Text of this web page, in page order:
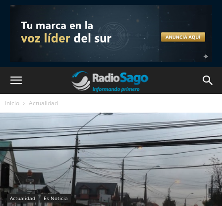
Inicio Actualidad
Actualidad Es Noticia